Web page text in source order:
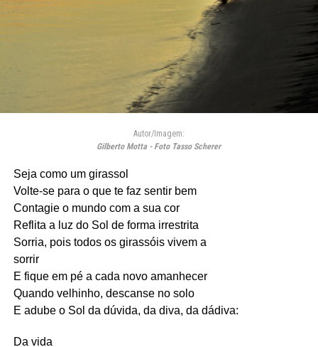
Autor/Imagem:
Gilberto Motta - Foto Tasso Scherer
Seja como um girassol
Volte-se para o que te faz sentir bem
Contagie o mundo com a sua cor
Reflita a luz do Sol de forma irrestrita
Sorria, pois todos os girassóis vivem a
sorrir
E fique em pé a cada novo amanhecer
Quando velhinho, descanse no solo
E adube o Sol da dúvida, da diva, da dádiva:
Da vida